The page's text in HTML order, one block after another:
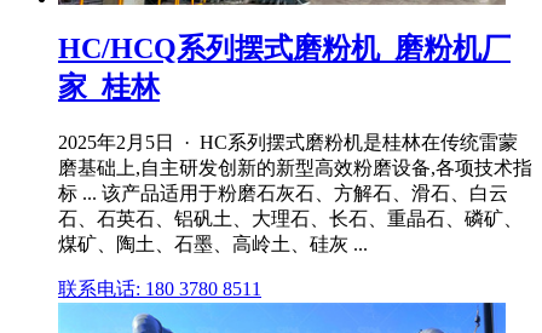
HC/HCQ系列摆式磨粉机_磨粉机厂
家_桂林
2025年2月5日 · HC系列摆式磨粉机是桂林在传统雷蒙
磨基础上,自主研发创新的新型高效粉磨设备,各项技术指
标 ... 该产品适用于粉磨石灰石、方解石、滑石、白云
石、石英石、铝矾土、大理石、长石、重晶石、磷矿、
煤矿、陶土、石墨、高岭土、硅灰 ...
联系电话: 180 3780 8511